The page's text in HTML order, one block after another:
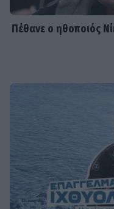
Πέθανε ο ηθοποιός